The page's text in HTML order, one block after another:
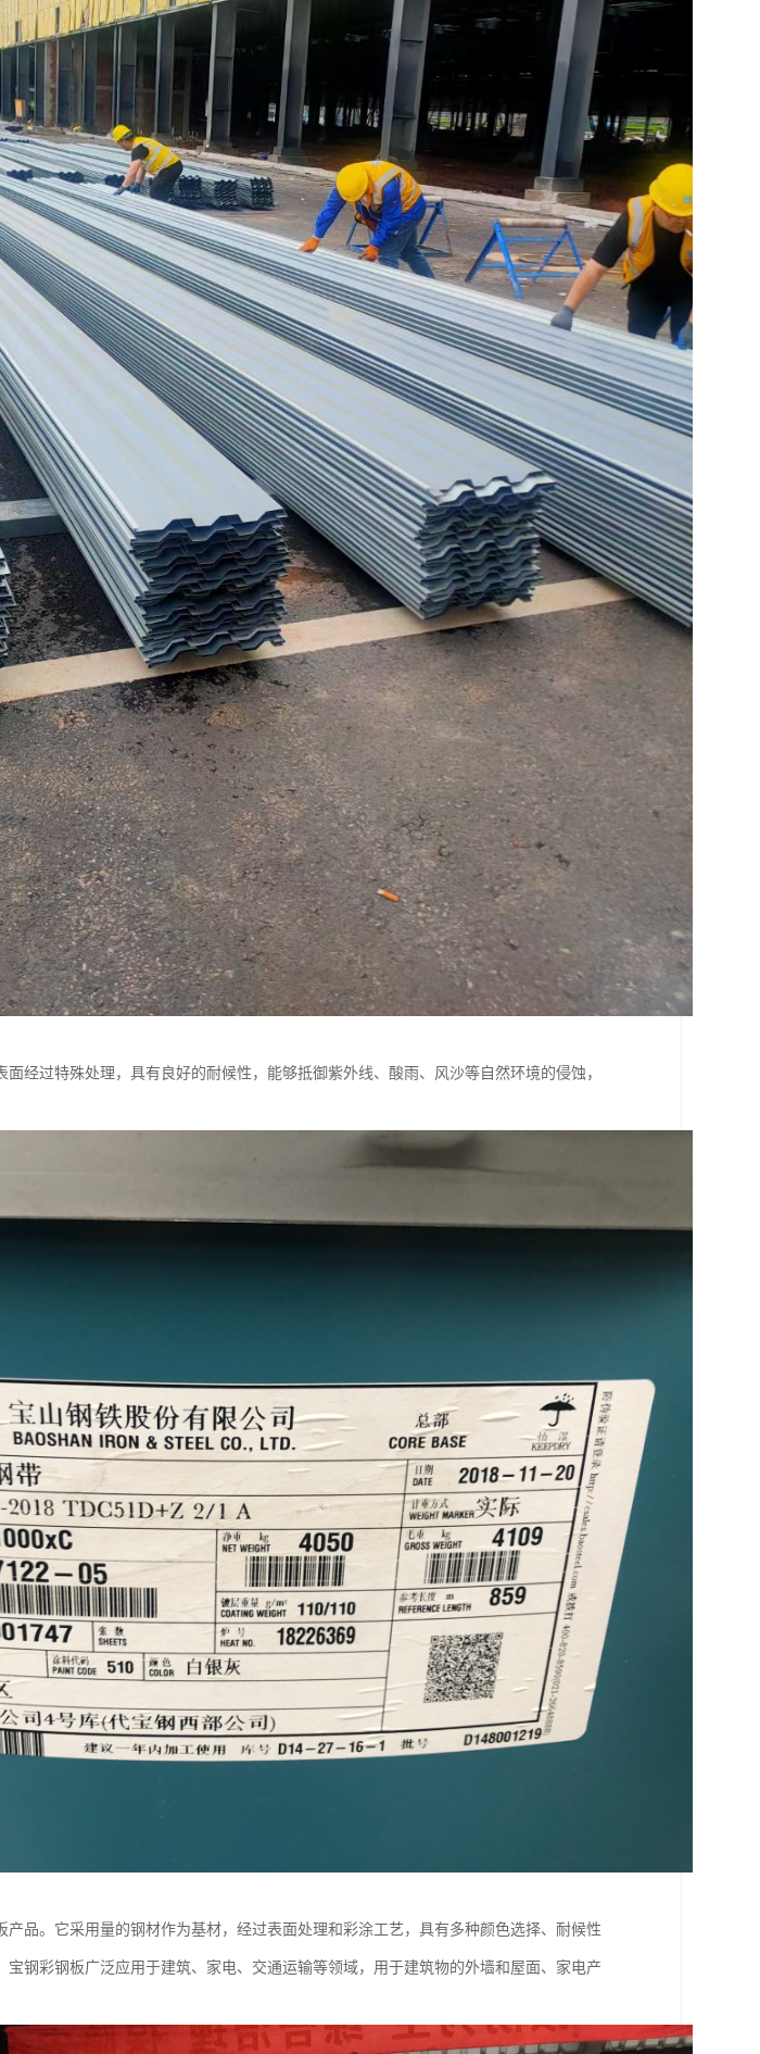
经过特殊处理，具有良好的耐候性，能够抵御紫外线、酸雨、风沙等自然环境的侵蚀，
品。它采用量的钢材作为基材，经过表面处理和彩涂工艺，具有多种颜色选择、耐候性
钢彩钢板广泛应用于建筑、家电、交通运输等领域，用于建筑物的外墙和屋面、家电产